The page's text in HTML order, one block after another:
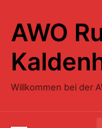
AWO
Willkommen bei der